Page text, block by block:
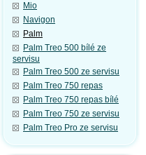
Mio
Navigon
Palm
Palm Treo 500 bílé ze
servisu
Palm Treo 500 ze servisu
Palm Treo 750 repas
Palm Treo 750 repas bílé
Palm Treo 750 ze servisu
Palm Treo Pro ze servisu